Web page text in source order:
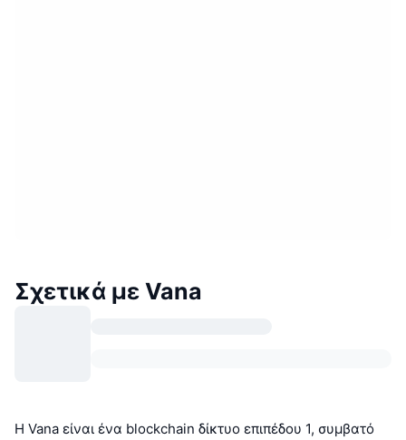
Σχετικά με Vana
Η Vana είναι ένα blockchain δίκτυο επιπέδου 1, συμβατό